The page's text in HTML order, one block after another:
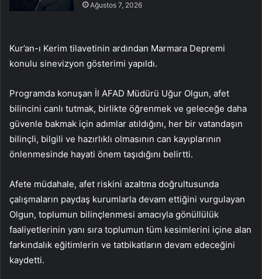
Ağustos 7, 2026
Kur’an-ı Kerim tilavetinin ardından Marmara Depremi
konulu sinevizyon gösterimi yapıldı.
Programda konuşan İl AFAD Müdürü Uğur Olgun, afet
bilincini canlı tutmak, birlikte öğrenmek ve geleceğe daha
güvenle bakmak için adımlar atıldığını, her bir vatandaşın
bilinçli, bilgili ve hazırlıklı olmasının can kayıplarının
önlenmesinde hayati önem taşıdığını belirtti.
Afete müdahale, afet riskini azaltma doğrultusunda
çalışmaların paydaş kurumlarla devam ettiğini vurgulayan
Olgun, toplumun bilinçlenmesi amacıyla gönüllülük
faaliyetlerinin yanı sıra toplumun tüm kesimlerini içine alan
farkındalık eğitimlerin ve tatbikatların devam edeceğini
kaydetti.